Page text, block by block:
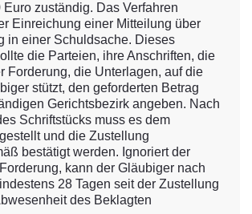
Euro zuständig. Das Verfahren
Einreichung einer Mitteilung über
in einer Schuldsache. Dieses
die Parteien, ihre Anschriften, die
Forderung, die Unterlagen, auf die
stützt, den geforderten Betrag
Gerichtsbezirk angeben. Nach
Schriftstücks muss es dem
und die Zustellung
bestätigt werden. Ignoriert der
kann der Gläubiger nach
28 Tagen seit der Zustellung
des Beklagten